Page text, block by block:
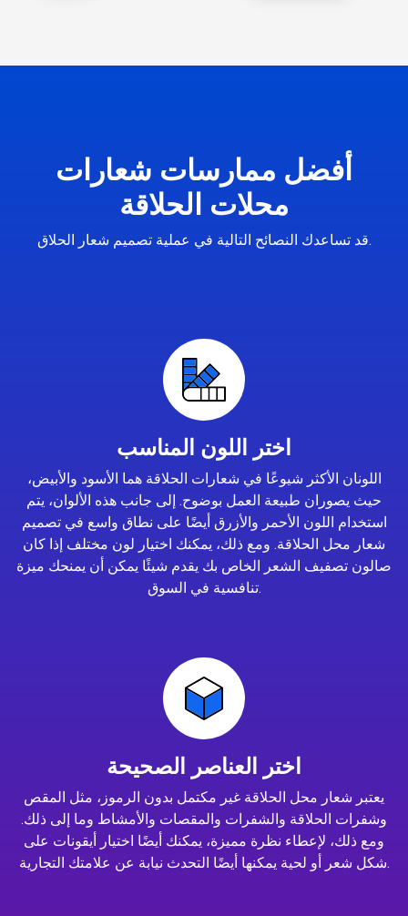
أفضل ممارسات شعارات
محلات الحلاقة
قد تساعدك النصائح التالية في عملية تصميم شعار الحلاق.
اختر اللون المناسب
اللونان الأكثر شيوعًا في شعارات الحلاقة هما الأسود والأبيض،
حيث يصوران طبيعة العمل بوضوح. إلى جانب هذه الألوان، يتم
استخدام اللون الأحمر والأزرق أيضًا على نطاق واسع في تصميم
شعار محل الحلاقة. ومع ذلك، يمكنك اختيار لون مختلف إذا كان
صالون تصفيف الشعر الخاص بك يقدم شيئًا يمكن أن يمنحك ميزة
تنافسية في السوق.
اختر العناصر الصحيحة
يعتبر شعار محل الحلاقة غير مكتمل بدون الرموز، مثل المقص
وشفرات الحلاقة والشفرات والمقصات والأمشاط وما إلى ذلك.
ومع ذلك، لإعطاء نظرة مميزة، يمكنك أيضًا اختيار أيقونات على
شكل شعر أو لحية يمكنها أيضًا التحدث نيابة عن علامتك التجارية.